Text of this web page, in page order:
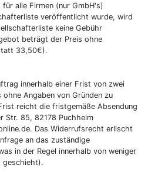
alle Firmen (nur GmbH's)
veröffentlicht wurde, wird
keine Gebühr
beträgt der Preis ohne
33,50€).
innerhalb einer Frist von zwei
Angaben von Gründen zu
reicht die fristgemäße Absendung
Str. 85, 82178 Puchheim
Das Widerrufsrecht erlischt
an das zuständige
in der Regel innerhalb von weniger
geschieht).